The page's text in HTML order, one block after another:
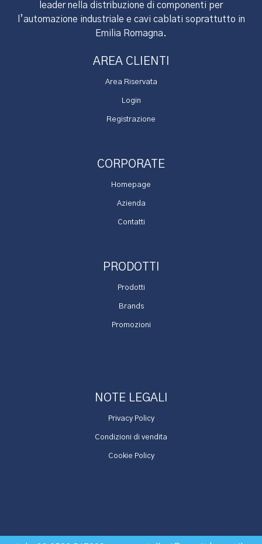
leader nella distribuzione di componenti per
l’automazione industriale e cavi cablati soprattutto in
Emilia Romagna.
AREA CLIENTI
Area Riservata
Login
Registrazione
CORPORATE
Homepage
Azienda
Contatti
PRODOTTI
Prodotti
Brands
Promozioni
NOTE LEGALI
Privacy Policy
Condizioni di vendita
Cookie Policy